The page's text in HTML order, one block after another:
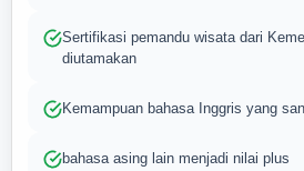
Sertifikasi pemandu wisata dari
diutamakan
Kemampuan bahasa Inggris yang
bahasa asing lain menjadi nilai plus